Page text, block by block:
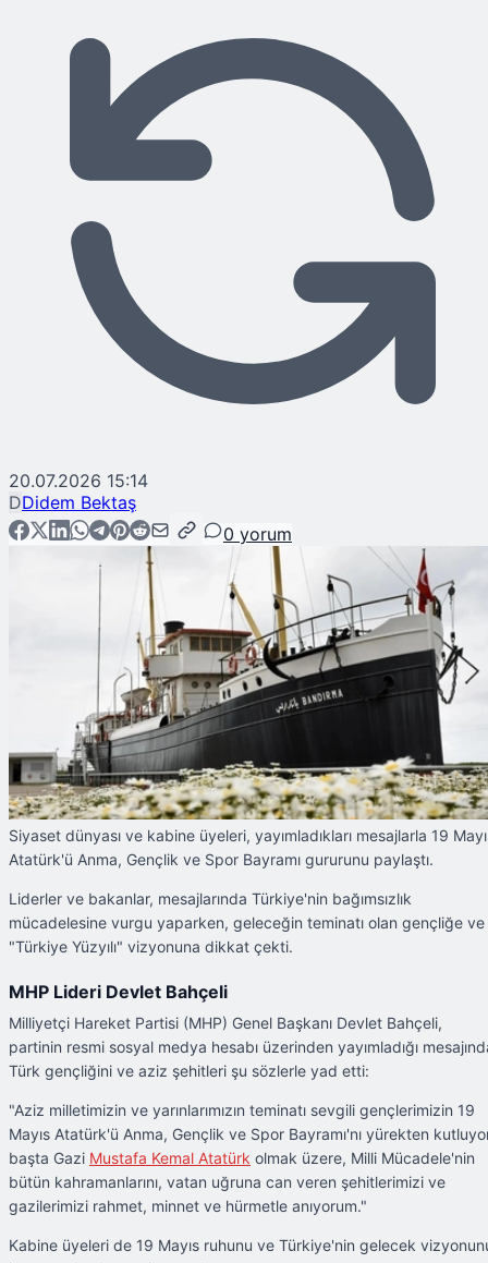
20.07.2026 15:14
DDidem Bektaş
0 yorum
Siyaset dünyası ve kabine üyeleri, yayımladıkları mesajlarla 19
Atatürk'ü Anma, Gençlik ve Spor Bayramı gururunu paylaştı.
Liderler ve bakanlar, mesajlarında Türkiye'nin bağımsızlık
mücadelesine vurgu yaparken, geleceğin teminatı olan gençliğe ve
"Türkiye Yüzyılı" vizyonuna dikkat çekti.
MHP Lideri Devlet Bahçeli
Milliyetçi Hareket Partisi (MHP) Genel Başkanı Devlet Bahçeli,
partinin resmi sosyal medya hesabı üzerinden yayımladığı
Türk gençliğini ve aziz şehitleri şu sözlerle yad etti:
"Aziz milletimizin ve yarınlarımızın teminatı sevgili gençlerimizin 19
Mayıs Atatürk'ü Anma, Gençlik ve Spor Bayramı'nı yürekten
başta Gazi Mustafa Kemal Atatürk olmak üzere, Milli Mücadele'nin
bütün kahramanlarını, vatan uğruna can veren şehitlerimizi ve
gazilerimizi rahmet, minnet ve hürmetle anıyorum."
Kabine üyeleri de 19 Mayıs ruhunu ve Türkiye'nin gelecek